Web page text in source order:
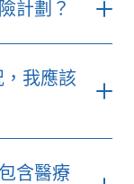
計劃？
我應該
含醫療